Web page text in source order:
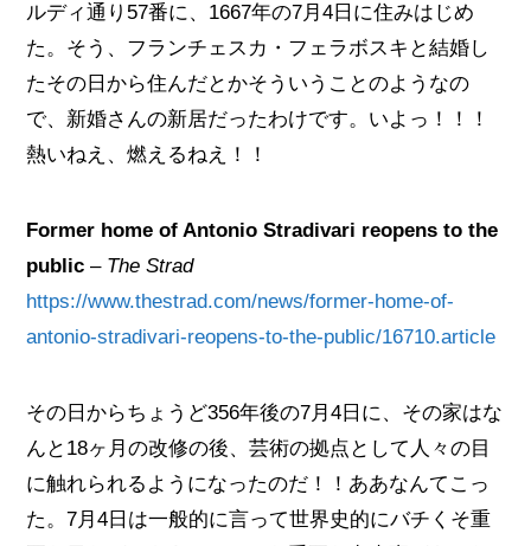
ルディ通り57番に、1667年の7月4日に住みはじめ
た。そう、フランチェスカ・フェラボスキと結婚し
たその日から住んだとかそういうことのようなの
で、新婚さんの新居だったわけです。いよっ！！！
熱いねえ、燃えるねえ！！
Former home of Antonio Stradivari reopens to the
public– The Strad
https://www.thestrad.com/news/former-home-of-
antonio-stradivari-reopens-to-the-public/16710.article
その日からちょうど356年後の7月4日に、その家はな
んと18ヶ月の改修の後、芸術の拠点として人々の目
に触れられるようになったのだ！！ああなんてこっ
た。7月4日は一般的に言って世界史的にバチくそ重